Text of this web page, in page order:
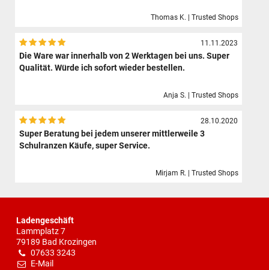
Thomas K. | Trusted Shops
11.11.2023
Die Ware war innerhalb von 2 Werktagen bei uns. Super
Qualität. Würde ich sofort wieder bestellen.
Anja S. | Trusted Shops
28.10.2020
Super Beratung bei jedem unserer mittlerweile 3
Schulranzen Käufe, super Service.
Mirjam R. | Trusted Shops
Ladengeschäft
Lammplatz 7
79189 Bad Krozingen
07633 3243
E-Mail